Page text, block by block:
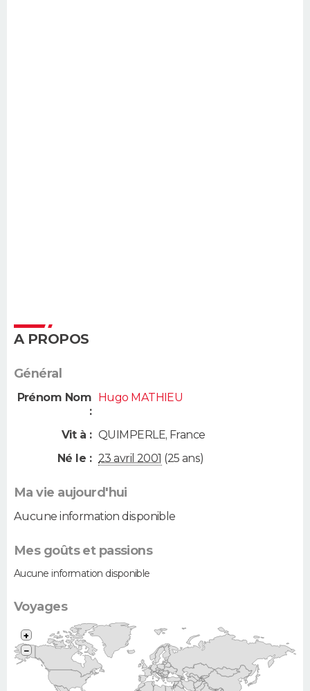
A PROPOS
Général
Prénom Nom
:
Hugo MATHIEU
Vit à : QUIMPERLE, France
Né le : 23 avril 2001 (25 ans)
Ma vie aujourd'hui
Aucune information disponible
Mes goûts et passions
Aucune information disponible
Voyages
+
−